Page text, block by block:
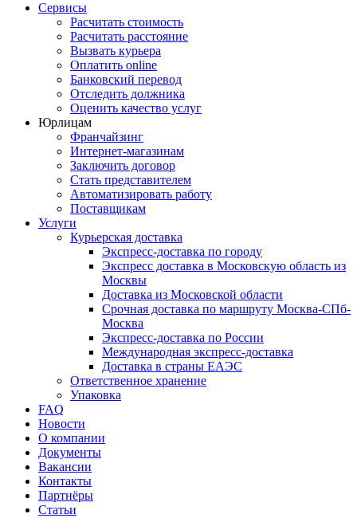
Сервисы
Расчитать стоимость
Расчитать расстояние
Вызвать курьера
Оплатить online
Банковский перевод
Отследить должника
Оценить качество услуг
Юрлицам
Франчайзинг
Интернет-магазинам
Заключить договор
Стать представителем
Автоматизировать работу
Поставщикам
Услуги
Курьерская доставка
Экспресс-доставка по городу
Экспресс доставка в Московскую область из
Москвы
Доставка из Московской области
Срочная доставка по маршруту Москва-СПб-
Москва
Экспресс-доставка по России
Международная экспресс-доставка
Доставка в страны ЕАЭС
Ответственное хранение
Упаковка
FAQ
Новости
О компании
Документы
Вакансии
Контакты
Партнёры
Статьи